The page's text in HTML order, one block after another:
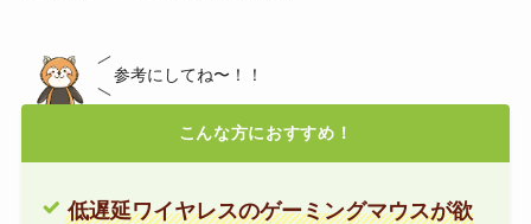
参考にしてね〜！！
こんな方におすすめ！
低遅延ワイヤレスのゲーミングマウスが欲